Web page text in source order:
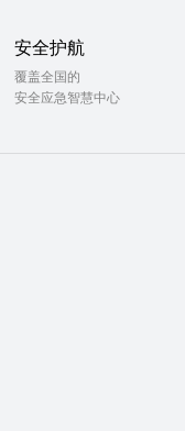
安全护航
覆盖全国的
安全应急智慧中心